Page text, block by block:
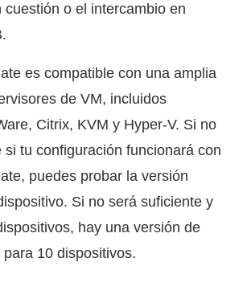
cuestión o el intercambio en
es compatible con una amplia
de VM, incluidos
Citrix, KVM y Hyper-V. Si no
si tu configuración funcionará con
puedes probar la versión
Si no será suficiente y
hay una versión de
10 dispositivos.